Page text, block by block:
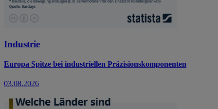
Industrie
Europa Spitze bei industriellen Präzisionskomponenten
03.08.2026